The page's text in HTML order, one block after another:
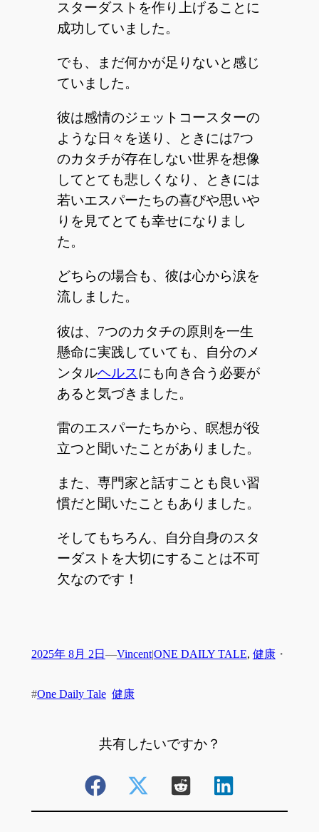
スターダストを作り上げることに
成功していました。
でも、まだ何かが足りないと感じ
ていました。
彼は感情のジェットコースターの
ような日々を送り、ときには7つ
のカタチが存在しない世界を想像
してとても悲しくなり、ときには
若いエスパーたちの喜びや思いや
りを見てとても幸せになりまし
た。
どちらの場合も、彼は心から涙を
流しました。
彼は、7つのカタチの原則を一生
懸命に実践していても、自分のメ
ンタルヘルスにも向き合う必要が
あると気づきました。
雷のエスパーたちから、瞑想が役
立つと聞いたことがありました。
また、専門家と話すことも良い習
慣だと聞いたこともありました。
そしてもちろん、自分自身のスタ
ーダストを大切にすることは不可
欠なのです！
2025年 8月 2日 —Vincent|ONE DAILY TALE, 健康・
#One Daily Tale 健康
共有したいですか？